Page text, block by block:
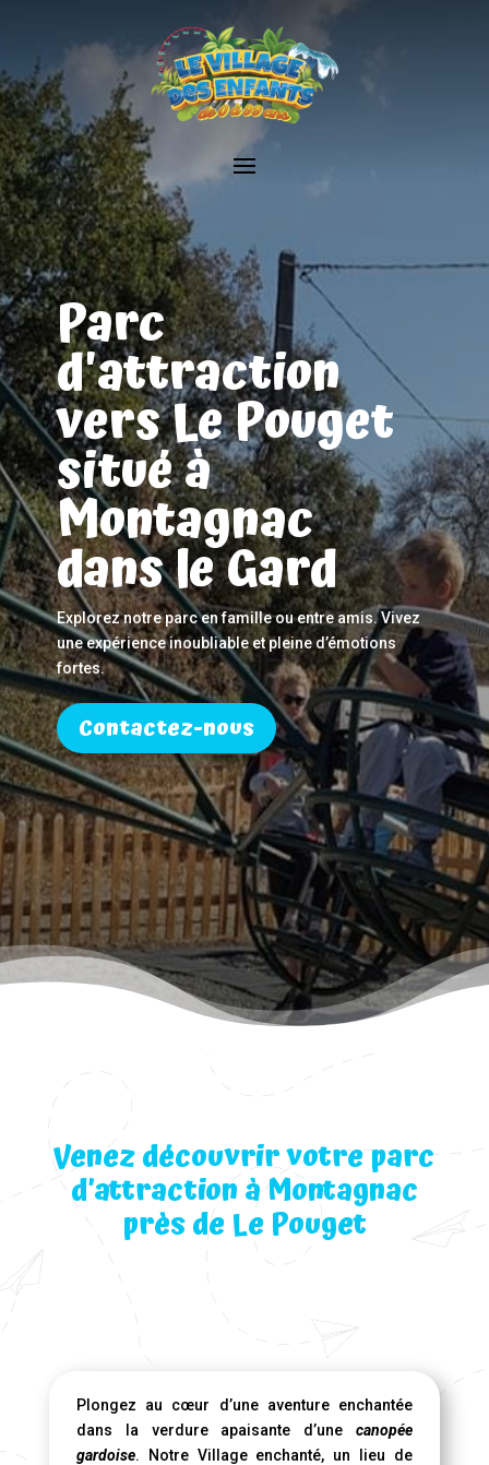
Parc
d'attraction
vers Le Pouget
situé à
Montagnac
dans le Gard
Explorez notre parc en famille ou entre amis. Vivez
une expérience inoubliable et pleine d’émotions
fortes.
Contactez-nous
Venez découvrir votre parc
d’attraction à Montagnac
près de Le Pouget
Plongez au cœur d’une aventure enchantée
dans la verdure apaisante d’unecanopée
gardoise. Notre Village enchanté, un lieu de